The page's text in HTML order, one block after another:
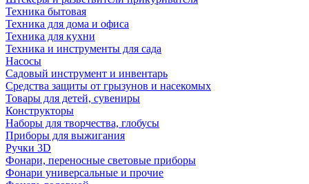
Техника бытовая
Техника для дома и офиса
Техника для кухни
Техника и инструменты для сада
Насосы
Садовый инструмент и инвентарь
Средства защиты от грызунов и насекомых
Товары для детей, сувениры
Конструкторы
Наборы для творчества, глобусы
Приборы для выжигания
Ручки 3D
Фонари, переносные световые приборы
Фонари универсальные и прочие